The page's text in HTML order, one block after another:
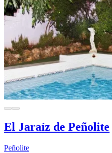
El Jaraíz de Peñolite
Peñolite